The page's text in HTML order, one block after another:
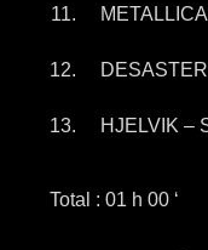
HJELVIK –
Total : 01 h 00 ‘